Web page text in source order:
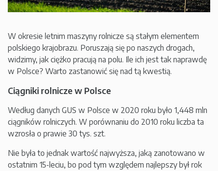
W okresie letnim maszyny rolnicze są stałym elementem
polskiego krajobrazu. Poruszają się po naszych drogach,
widzimy, jak ciężko pracują na polu. Ile ich jest tak naprawdę
w Polsce? Warto zastanowić się nad tą kwestią.
Ciągniki rolnicze w Polsce
Według danych GUS w Polsce w 2020 roku było 1,448 mln
ciągników rolniczych. W porównaniu do 2010 roku liczba ta
wzrosła o prawie 30 tys. szt.
Nie była to jednak wartość najwyższa, jaką zanotowano w
ostatnim 15-leciu, bo pod tym względem najlepszy był rok